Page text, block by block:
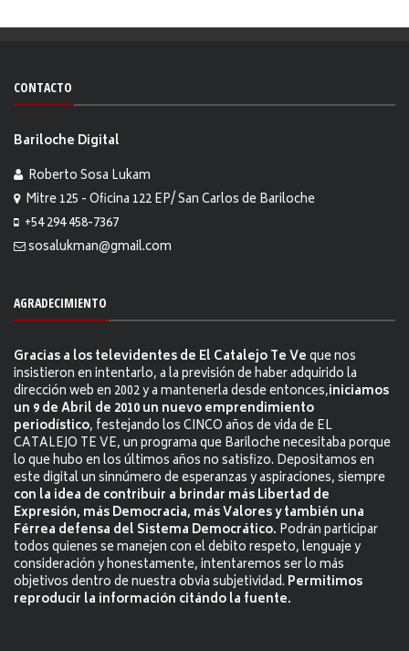
CONTACTO
Bariloche Digital
Roberto Sosa Lukam
Mitre 125 - Oficina 122 EP/ San Carlos de Bariloche
+54 294 458-7367
sosalukman@gmail.com
AGRADECIMIENTO
Gracias a los televidentes de El Catalejo Te Veque nos
insistieron en intentarlo, a la previsión de haber adquirido la
dirección web en 2002 y a mantenerla desde entonces,iniciamos
un 9 de Abril de 2010 un nuevo emprendimiento
periodístico, festejando los CINCO años de vida de EL
CATALEJO TE VE, un programa que Bariloche necesitaba porque
lo que hubo en los últimos años no satisfizo. Depositamos en
este digital un sinnúmero de esperanzas y aspiraciones, siempre
con la idea de contribuir a brindar más Libertad de
Expresión, más Democracia, más Valores y también una
Férrea defensa del Sistema Democrático. Podrán participar
todos quienes se manejen con el debito respeto, lenguaje y
consideración y honestamente, intentaremos ser lo más
objetivos dentro de nuestra obvia subjetividad. Permitimos
reproducir la información citándo la fuente.